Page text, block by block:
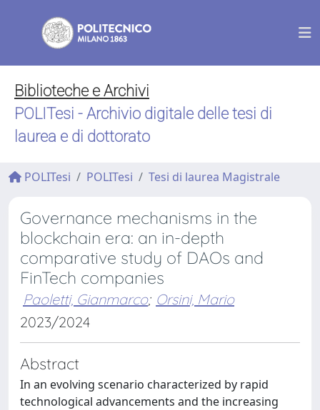
Biblioteche e Archivi
POLITesi - Archivio digitale delle tesi di
laurea e di dottorato
POLITesi POLITesi Tesi di laurea Magistrale
Governance mechanisms in the
blockchain era: an in-depth
comparative study of DAOs and
FinTech companies
Paoletti, Gianmarco; Orsini, Mario
2023/2024
Abstract
In an evolving scenario characterized by rapid
technological advancements and the increasing